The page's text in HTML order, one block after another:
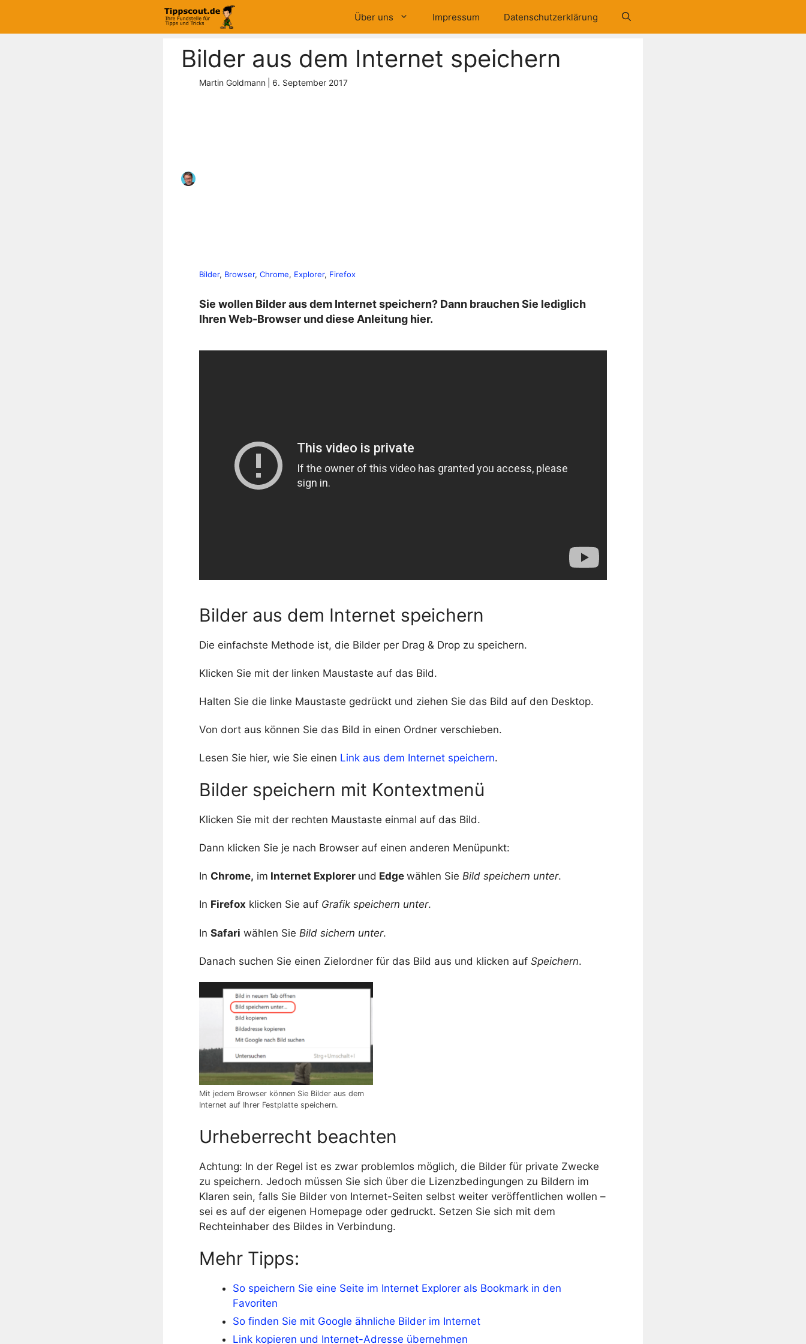
springen
Über uns Impressum Datenschutzerklärung
Bilder aus dem Internet speichern
Martin Goldmann 6. September 2017
Bilder, Browser, Chrome, Explorer, Firefox
Sie wollen Bilder aus dem Internet speichern? Dann brauchen Sie lediglich
Ihren Web-Browser und diese Anleitung hier.
Bilder aus dem Internet speichern
Die einfachste Methode ist, die Bilder per Drag & Drop zu speichern.
Klicken Sie mit der linken Maustaste auf das Bild.
Halten Sie die linke Maustaste gedrückt und ziehen Sie das Bild auf den Desktop.
Von dort aus können Sie das Bild in einen Ordner verschieben.
Lesen Sie hier, wie Sie einen Link aus dem Internet speichern.
Bilder speichern mit Kontextmenü
Klicken Sie mit der rechten Maustaste einmal auf das Bild.
Dann klicken Sie je nach Browser auf einen anderen Menüpunkt:
In Chrome, im Internet Explorer und Edge wählen Sie Bild speichern unter.
In Firefox klicken Sie auf Grafik speichern unter.
In Safari wählen Sie Bild sichern unter.
Danach suchen Sie einen Zielordner für das Bild aus und klicken auf Speichern.
Mit jedem Browser können Sie Bilder aus dem
Internet auf Ihrer Festplatte speichern.
Urheberrecht beachten
Achtung: In der Regel ist es zwar problemlos möglich, die Bilder für private Zwecke
zu speichern. Jedoch müssen Sie sich über die Lizenzbedingungen zu Bildern im
Klaren sein, falls Sie Bilder von Internet-Seiten selbst weiter veröffentlichen wollen –
sei es auf der eigenen Homepage oder gedruckt. Setzen Sie sich mit dem
Rechteinhaber des Bildes in Verbindung.
Mehr Tipps:
So speichern Sie eine Seite im Internet Explorer als Bookmark in den
Favoriten
So finden Sie mit Google ähnliche Bilder im Internet
Link kopieren und Internet-Adresse übernehmen